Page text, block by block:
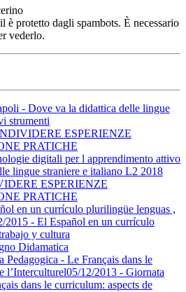
è protetto dagli spambots. È necessario
vederlo.
- Dove va la didattica delle lingue
strumenti
ESPERIENZE
PRATICHE
digitali per l apprendimento attivo
lingue straniere e italiano L2 2018
ESPERIENZE
PRATICHE
en un currículo plurilingüe lenguas ,
2015 - El Español en un currículo
y cultura
Didamatica
Pedagogica - Le Français dans le
l’Interculturel05/12/2013 - Giornata
dans le curriculum: aspects de